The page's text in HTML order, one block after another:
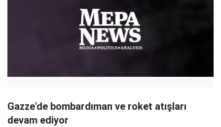
Gazze'de bombardıman ve roket atışları
devam ediyor